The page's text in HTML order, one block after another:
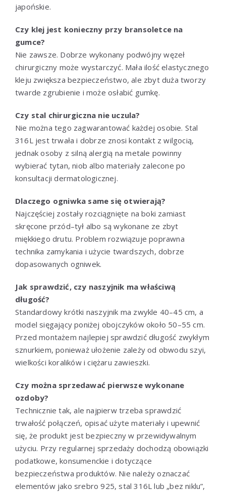
japońskie.
Czy klej jest konieczny przy bransoletce na
gumce?
Nie zawsze. Dobrze wykonany podwójny węzeł
chirurgiczny może wystarczyć. Mała ilość elastycznego
kleju zwiększa bezpieczeństwo, ale zbyt duża tworzy
twarde zgrubienie i może osłabić gumkę.
Czy stal chirurgiczna nie uczula?
Nie można tego zagwarantować każdej osobie. Stal
316L jest trwała i dobrze znosi kontakt z wilgocią,
jednak osoby z silną alergią na metale powinny
wybierać tytan, niob albo materiały zalecone po
konsultacji dermatologicznej.
Dlaczego ogniwka same się otwierają?
Najczęściej zostały rozciągnięte na boki zamiast
skręcone przód–tył albo są wykonane ze zbyt
miękkiego drutu. Problem rozwiązuje poprawna
technika zamykania i użycie twardszych, dobrze
dopasowanych ogniwek.
Jak sprawdzić, czy naszyjnik ma właściwą
długość?
Standardowy krótki naszyjnik ma zwykle 40–45 cm, a
model sięgający poniżej obojczyków około 50–55 cm.
Przed montażem najlepiej sprawdzić długość zwykłym
sznurkiem, ponieważ ułożenie zależy od obwodu szyi,
wielkości koralików i ciężaru zawieszki.
Czy można sprzedawać pierwsze wykonane
ozdoby?
Technicznie tak, ale najpierw trzeba sprawdzić
trwałość połączeń, opisać użyte materiały i upewnić
się, że produkt jest bezpieczny w przewidywalnym
użyciu. Przy regularnej sprzedaży dochodzą obowiązki
podatkowe, konsumenckie i dotyczące
bezpieczeństwa produktów. Nie należy oznaczać
elementów jako srebro 925, stal 316L lub „bez niklu”,